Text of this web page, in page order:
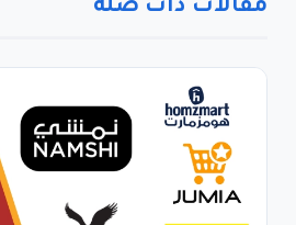
مقالات ذات صلة